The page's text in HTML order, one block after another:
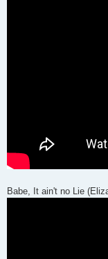
Babe, It ain't no Lie